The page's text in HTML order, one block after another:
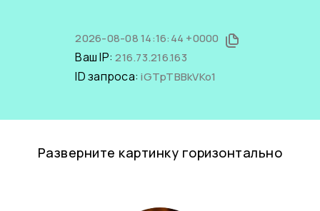
2026-08-08 14:16:44 +0000
Ваш IP:216.73.216.163
ID запроса:iGTpTBBkVKo1
Разверните картинку горизонтально